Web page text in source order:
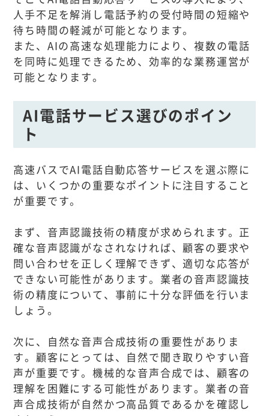
人手不足を解消し電話予約の受付時間の短縮や
待ち時間の軽減が可能となります。
また、AIの高速な処理能力により、複数の電話
を同時に処理できるため、効率的な業務運営が
可能となります。
AI電話サービス選びのポイン
ト
高速バスでAI電話自動応答サービスを選ぶ際に
は、いくつかの重要なポイントに注目すること
が重要です。
まず、音声認識技術の精度が求められます。正
確な音声認識がなされなければ、顧客の要求や
問い合わせを正しく理解できず、適切な応答が
できない可能性があります。業者の音声認識技
術の精度について、事前に十分な評価を行いま
しょう。
次に、自然な音声合成技術の重要性がありま
す。顧客にとっては、自然で聞き取りやすい音
声が重要です。機械的な音声合成では、顧客の
理解を困難にする可能性があります。業者の音
声合成技術が自然かつ高品質であるかを確認し